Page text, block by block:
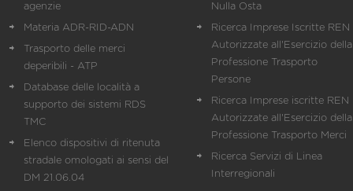
agenzie
Materia ADR-RID-ADN
Trasporto delle merci
deperibili - ATP
Database delle località a
supporto dei sistemi RDS
TMC
Elenco dispositivi di ritenuta
stradale omologati ai sensi del
DM 21.06.04
Nulla Osta
Ricerca Imprese Iscritte REN
Autorizzate all'Esercizio della
Professione Trasporto
Persone
Ricerca Imprese iscritte REN
Autorizzate all'Esercizio della
Professione Trasporto Merci
Ricerca Servizi di Linea
Interregionali